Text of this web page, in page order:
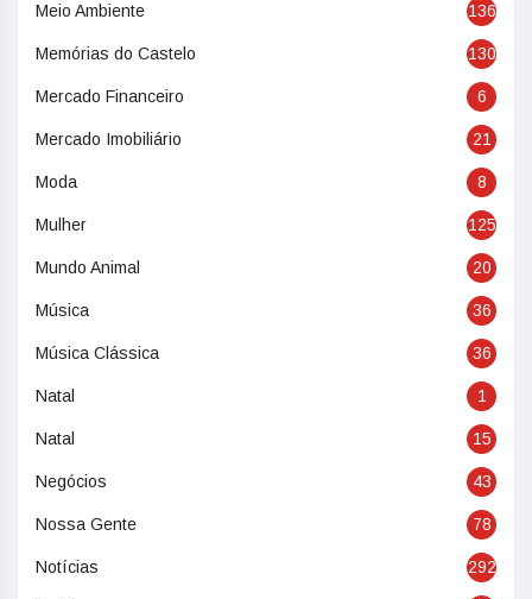
Meio Ambiente 136
Memórias do Castelo 130
Mercado Financeiro 6
Mercado Imobiliário 21
Moda 8
Mulher 125
Mundo Animal 20
Música 36
Música Clássica 36
Natal 1
Natal 15
Negócios 43
Nossa Gente 78
Notícias 292